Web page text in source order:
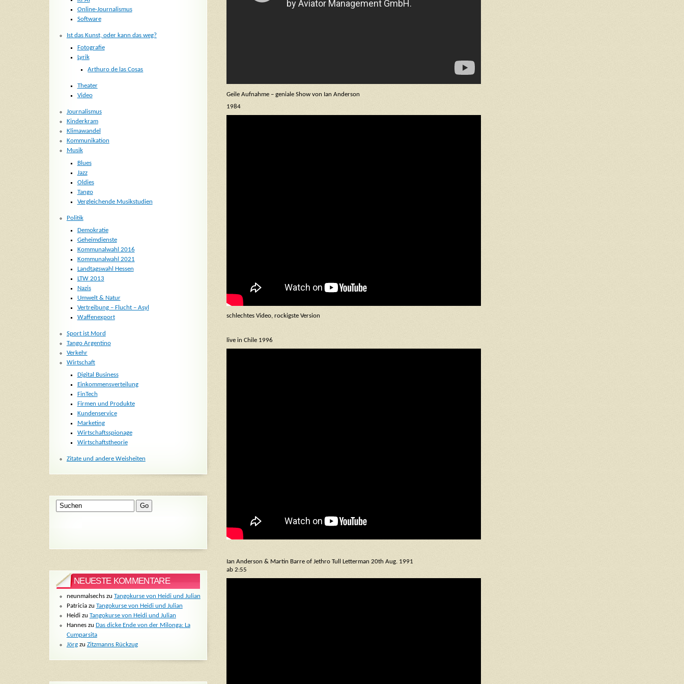
Geile Aufnahme – geniale Show von Ian Anderson
1984
schlechtes Video, rockigste Version
live in Chile 1996
Ian Anderson & Martin Barre of Jethro Tull Letterman 20th Aug. 1991
ab 2:55
Online-Journalismus
Software
Ist das Kunst, oder kann das weg?
Fotografie
Lyrik
Arthuro de las Cosas
Theater
Video
Journalismus
Kinderkram
Klimawandel
Kommunikation
Musik
Blues
Jazz
Oldies
Tango
Vergleichende Musikstudien
Politik
Demokratie
Geheimdienste
Kommunalwahl 2016
Kommunalwahl 2021
Landtagswahl Hessen
LTW 2013
Nazis
Umwelt & Natur
Vertreibung – Flucht – Asyl
Waffenexport
Sport ist Mord
Tango Argentino
Verkehr
Wirtschaft
Digital Business
Einkommensverteilung
FinTech
Firmen und Produkte
Kundenservice
Marketing
Wirtschaftsspionage
Wirtschaftstheorie
Zitate und andere Weisheiten
NEUESTE KOMMENTARE
neunmalsechszu Tangokurse von Heidi und Julian
Patriciazu Tangokurse von Heidi und Julian
Heidizu Tangokurse von Heidi und Julian
Hanneszu Das dicke Ende von der Milonga: La
Cumparsita
Jörgzu Zitzmanns Rückzug